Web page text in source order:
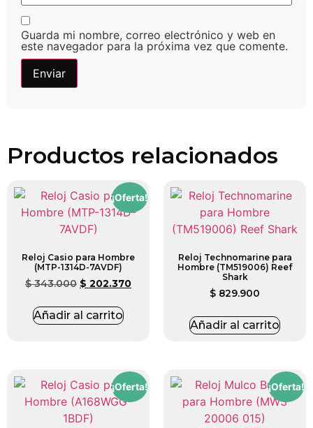
Guarda mi nombre, correo electrónico y web en
este navegador para la próxima vez que comente.
Productos relacionados
¡Oferta!
Reloj Casio para Hombre
(MTP-1314D-7AVDF)
$343.000 $ 202.370
Añadir al carrito
Reloj Technomarine para
Hombre (TM519006) Reef
Shark
$ 829.900
Añadir al carrito
¡Oferta! ¡Oferta!